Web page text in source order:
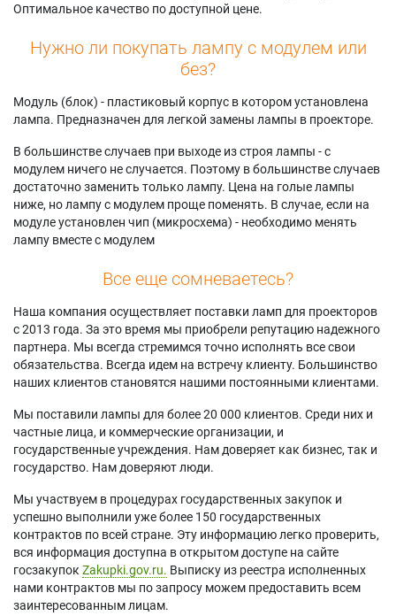
Оптимальное качество по доступной цене.
Нужно ли покупать лампу с модулем или
без?
Модуль (блок) - пластиковый корпус в котором установлена
лампа. Предназначен для легкой замены лампы в проекторе.
В большинстве случаев при выходе из строя лампы - с
модулем ничего не случается. Поэтому в большинстве случаев
достаточно заменить только лампу. Цена на голые лампы
ниже, но лампу с модулем проще поменять. В случае, если на
модуле установлен чип (микросхема) - необходимо менять
лампу вместе с модулем
Все еще сомневаетесь?
Наша компания осуществляет поставки ламп для проекторов
с 2013 года. За это время мы приобрели репутацию надежного
партнера. Мы всегда стремимся точно исполнять все свои
обязательства. Всегда идем на встречу клиенту. Большинство
наших клиентов становятся нашими постоянными клиентами.
Мы поставили лампы для более 20 000 клиентов. Среди них и
частные лица, и коммерческие организации, и
государственные учреждения. Нам доверяет как бизнес, так и
государство. Нам доверяют люди.
Мы участвуем в процедурах государственных закупок и
успешно выполнили уже более 150 государственных
контрактов по всей стране. Эту информацию легко проверить,
вся информация доступна в открытом доступе на сайте
госзакупок Zakupki.gov.ru. Выписку из реестра исполненных
нами контрактов мы по запросу можем предоставить всем
заинтересованным лицам.